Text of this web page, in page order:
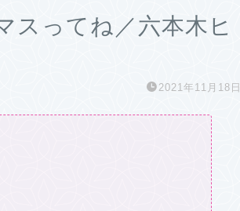
スってね／六本木ヒ
2021年11月18日